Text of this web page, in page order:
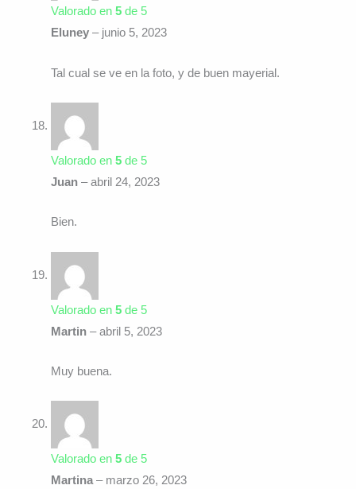
Valorado en 5de 5
Eluney – junio 5, 2023
Tal cual se ve en la foto, y de buen mayerial.
Valorado en 5de 5
Juan – abril 24, 2023
Bien.
Valorado en 5de 5
Martin – abril 5, 2023
Muy buena.
Valorado en 5de 5
Martina– marzo 26, 2023